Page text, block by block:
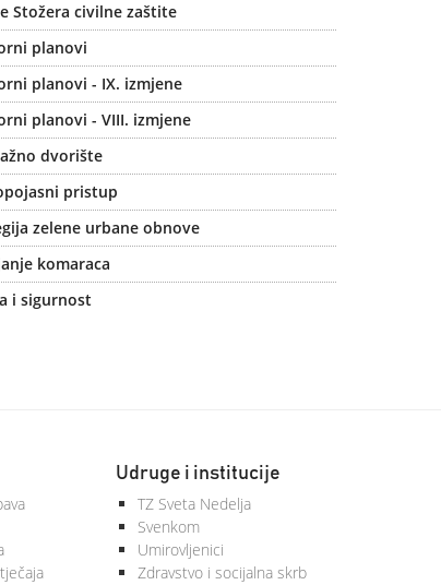
Stožera civilne zaštite
planovi
planovi - IX. izmjene
planovi - VIII. izmjene
dvorište
pristup
zelene urbane obnove
komaraca
i sigurnost
Udruge i institucije
TZ Sveta Nedelja
Svenkom
Umirovljenici
Zdravstvo i socijalna skrb